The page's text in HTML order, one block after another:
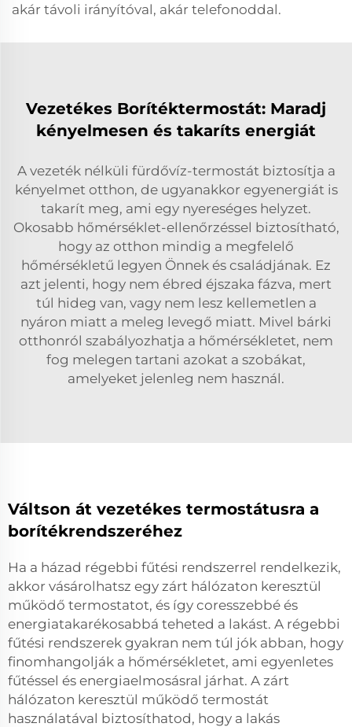
akár távoli irányítóval, akár telefonoddal.
Vezetékes Borítéktermostát: Maradj
kényelmesen és takaríts energiát
A vezeték nélküli fürdővíz-termostát biztosítja a
kényelmet otthon, de ugyanakkor egyenergiát is
takarít meg, ami egy nyereséges helyzet.
Okosabb hőmérséklet-ellenőrzéssel biztosítható,
hogy az otthon mindig a megfelelő
hőmérsékletű legyen Önnek és családjának. Ez
azt jelenti, hogy nem ébred éjszaka fázva, mert
túl hideg van, vagy nem lesz kellemetlen a
nyáron miatt a meleg levegő miatt. Mivel bárki
otthonról szabályozhatja a hőmérsékletet, nem
fog melegen tartani azokat a szobákat,
amelyeket jelenleg nem használ.
Váltson át vezetékes termostátusra a
borítékrendszeréhez
Ha a házad régebbi fűtési rendszerrel rendelkezik,
akkor vásárolhatsz egy zárt hálózaton keresztül
működő termostatot, és így coresszebbé és
energiatakarékosabbá teheted a lakást. A régebbi
fűtési rendszerek gyakran nem túl jók abban, hogy
finomhangolják a hőmérsékletet, ami egyenletes
fűtéssel és energiaelmosásral járhat. A zárt
hálózaton keresztül működő termostát
használatával biztosíthatod, hogy a lakás